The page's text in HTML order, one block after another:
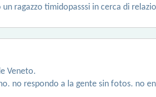
un ragazzo timidopasssi in cerca di
Veneto.
no respondo a la gente sin fotos. no